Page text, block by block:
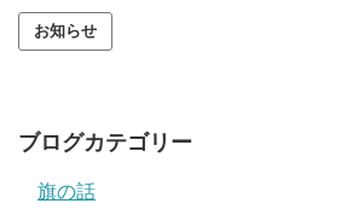
ル
ア
ブログカテゴリー
旗の話